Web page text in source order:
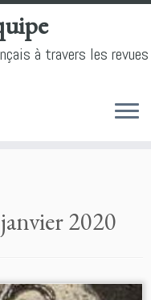
à travers les revues
2020